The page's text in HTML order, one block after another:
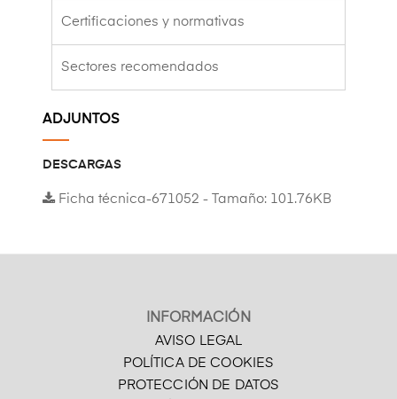
Certificaciones y normativas
Sectores recomendados
ADJUNTOS
DESCARGAS
Ficha técnica-671052 - Tamaño: 101.76KB
INFORMACIÓN
AVISO LEGAL
POLÍTICA DE COOKIES
PROTECCIÓN DE DATOS